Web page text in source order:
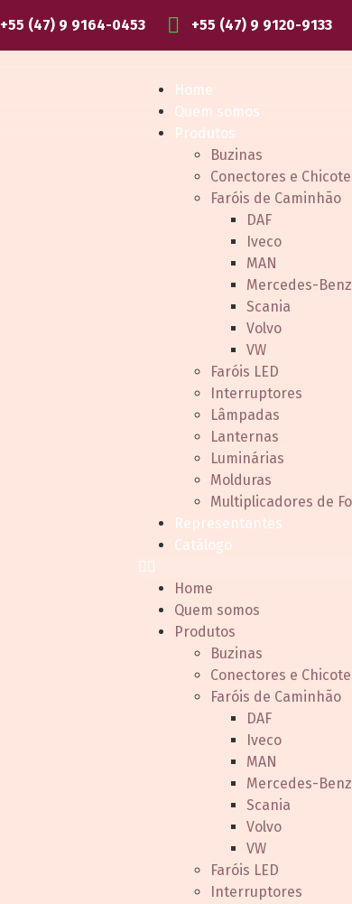
+55 (47) 9 9164-0453 +55 (47) 9 9120-9133
Home
Quem somos
Produtos
Buzinas
Conectores e
Faróis de Caminhão
DAF
Iveco
MAN
Mercedes-Benz
Scania
Volvo
VW
Faróis LED
Interruptores
Lâmpadas
Lanternas
Luminárias
Molduras
Multiplicadores de
Representantes
Catálogo
Home
Quem somos
Produtos
Buzinas
Conectores e
Faróis de Caminhão
DAF
Iveco
MAN
Mercedes-Benz
Scania
Volvo
VW
Faróis LED
Interruptores